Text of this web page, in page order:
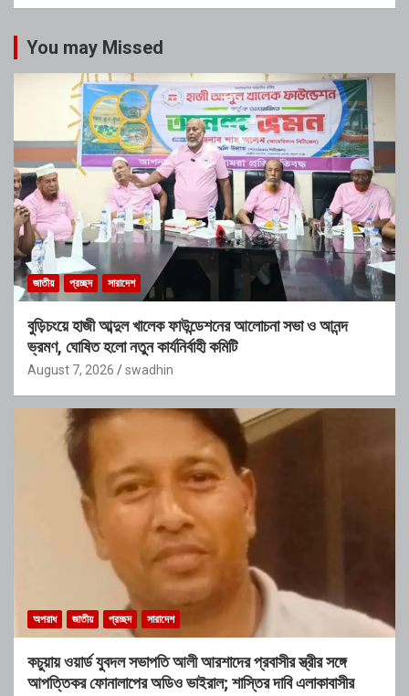
You may Missed
জাতীয় প্রচ্ছদ সারাদেশ
বুড়িচংয়ে হাজী আব্দুল খালেক ফাউন্ডেশনের আলোচনা সভা ও আনন্দ
ভ্রমণ, ঘোষিত হলো নতুন কার্যনির্বাহী কমিটি
August 7, 2026 swadhin
অপরাধ জাতীয় প্রচ্ছদ সারাদেশ
কচুয়ায় ওয়ার্ড যুবদল সভাপতি আলী আরশাদের প্রবাসীর স্ত্রীর সঙ্গে
আপত্তিকর ফোনালাপের অডিও ভাইরাল; শাস্তির দাবি এলাকাবাসীর